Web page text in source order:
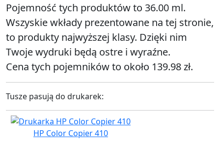
Pojemność tych produktów to 36.00 ml.
Wszyskie wkłady prezentowane na tej stronie,
to produkty najwyższej klasy. Dzięki nim
Twoje wydruki będą ostre i wyraźne.
Cena tych pojemników to około 139.98 zł.
Tusze pasują do drukarek:
HP Color Copier 410